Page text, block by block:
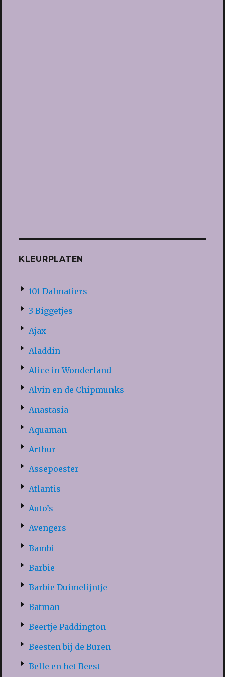
KLEURPLATEN
101 Dalmatiers
3 Biggetjes
Ajax
Aladdin
Alice in Wonderland
Alvin en de Chipmunks
Anastasia
Aquaman
Arthur
Assepoester
Atlantis
Auto’s
Avengers
Bambi
Barbie
Barbie Duimelijntje
Batman
Beertje Paddington
Beesten bij de Buren
Belle en het Beest